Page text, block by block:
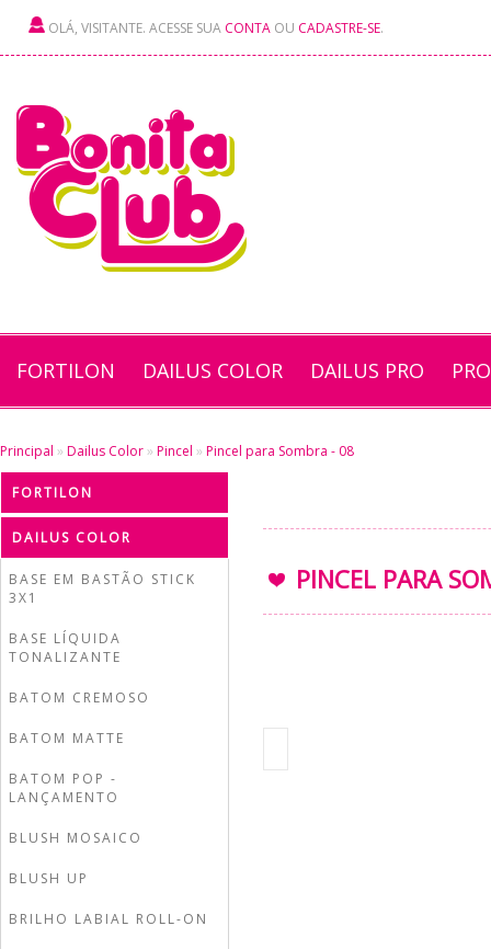
OLÁ, VISITANTE. ACESSE SUA CONTA OU CADASTRE-SE.
FORTILON DAILUS COLOR DAILUS PRO
Principal » Dailus Color » Pincel » Pincel para Sombra - 08
FORTILON
DAILUS COLOR
BASE EM BASTÃO STICK
3X1
BASE LÍQUIDA
TONALIZANTE
BATOM CREMOSO
BATOM MATTE
BATOM POP -
LANÇAMENTO
BLUSH MOSAICO
BLUSH UP
BRILHO LABIAL ROLL-ON
PINCEL PARA